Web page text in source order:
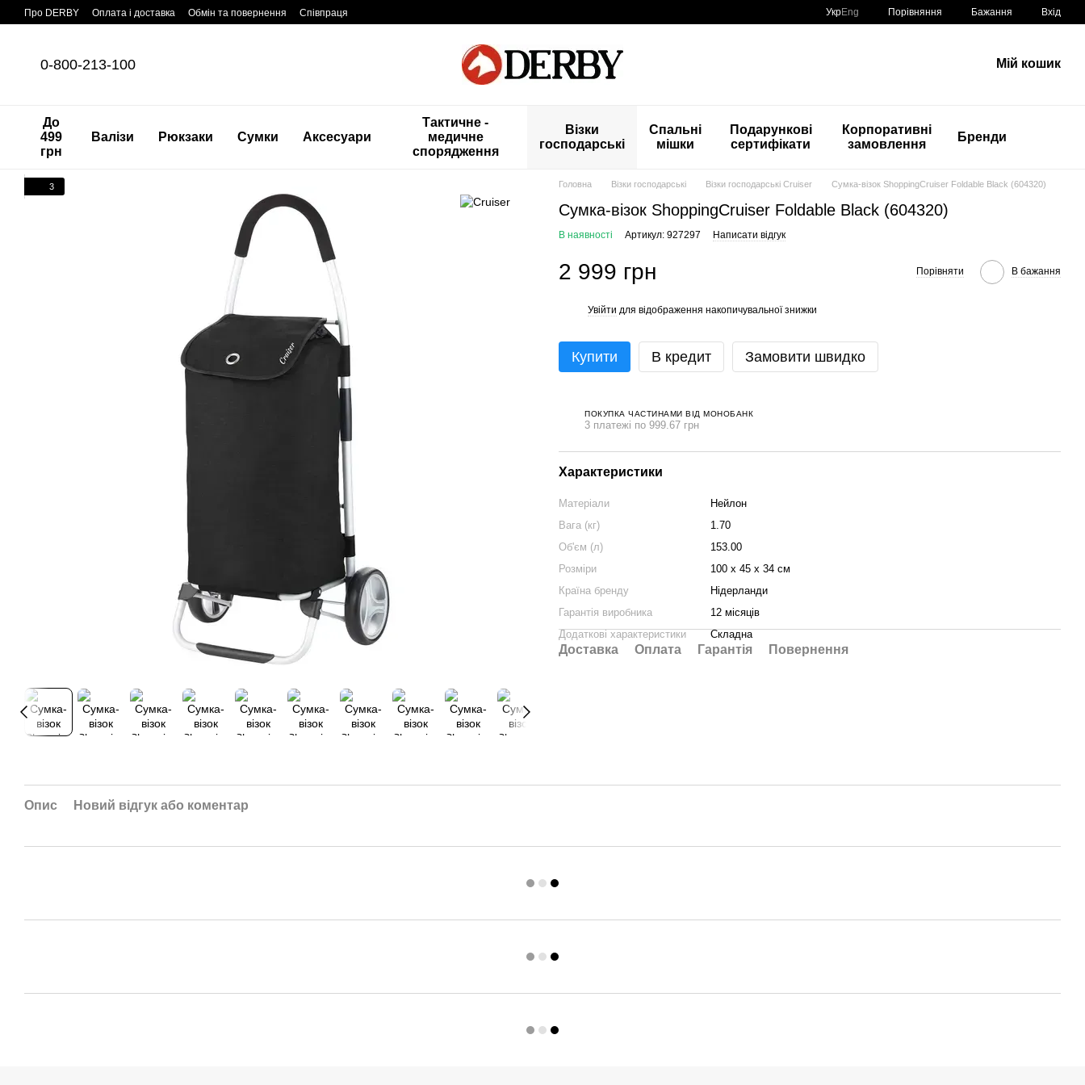
Перейти до основного контенту
Про DERBY Оплата і доставка Обмін та повернення Співпраця УкрEng Порівняння Бажання Вхід
0-800-213-100 Мій кошик
До
499
грн
Валізи Рюкзаки Сумки Аксесуари
Тактичне -
медичне
спорядження
Візки
господарські
Спальні
мішки
Подарункові
сертифікати
Корпоративні
замовлення
Бренди
3 Головна Візки господарські Візки господарські Cruiser Сумка-візок ShoppingCruiser Foldable Black (604320)
Сумка-візок ShoppingCruiser Foldable Black (604320)
В наявності Артикул: 927297 Написати відгук
2 999 грн Порівняти В бажання
Увійти для відображення накопичувальної знижки
Купити В кредит Замовити швидко
ПОКУПКА ЧАСТИНАМИ ВІД МОНОБАНК
3 платежі по 999.67 грн
Характеристики
Матеріали
Нейлон
Вага (кг)
1.70
Об'єм (л)
153.00
Розміри
100 x 45 x 34 см
Країна бренду
Нідерланди
Гарантія виробника
12 місяців
Додаткові характеристики
Складна
Доставка Оплата Гарантія Повернення
Опис Новий відгук або коментар